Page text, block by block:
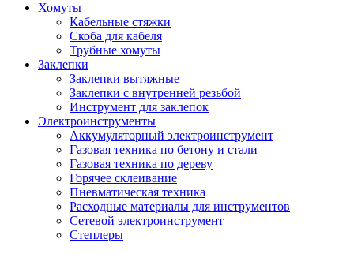
Хомуты
Кабельные стяжки
Скоба для кабеля
Трубные хомуты
Заклепки
Заклепки вытяжные
Заклепки с внутренней резьбой
Инструмент для заклепок
Электроинструменты
Аккумуляторный электроинструмент
Газовая техника по бетону и стали
Газовая техника по дереву
Горячее склеивание
Пневматическая техника
Расходные материалы для инструментов
Сетевой электроинструмент
Степлеры